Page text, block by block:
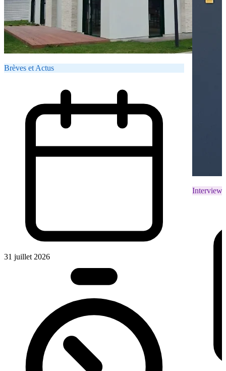
Brèves et Actus
31 juillet 2026
Interviews